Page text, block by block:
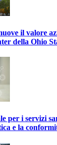
il valore
della Ohio
per i servizi
e la